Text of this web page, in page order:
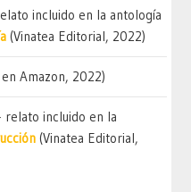
incluido en la antología
(Vinatea Editorial, 2022)
Amazon, 2022)
incluido en la
(Vinatea Editorial,